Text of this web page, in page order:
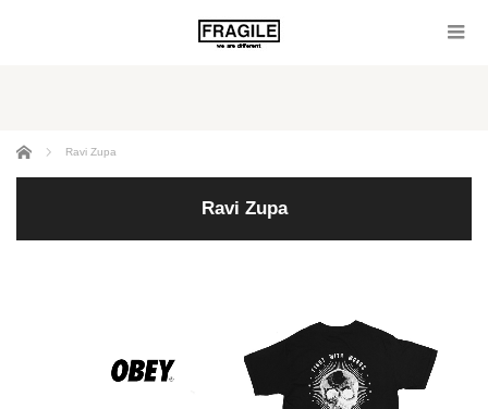
ホーム Ravi Zupa
Ravi Zupa